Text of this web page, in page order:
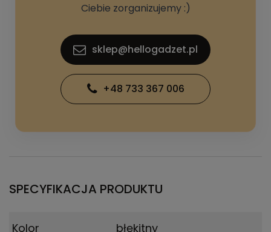
Ciebie zorganizujemy :)
sklep@hellogadzet.pl
+48 733 367 006
SPECYFIKACJA PRODUKTU
Kolor błękitny